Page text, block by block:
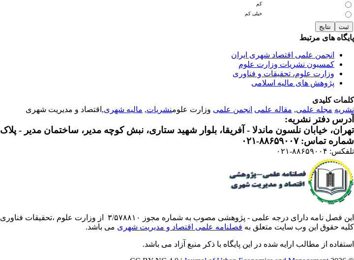
کم
خیلی کم
پایگاه های مرتبط
انجمن علمی اقتصاد شهری ایران
کمسیون نشریات وزارت علوم
وزارت علوم، تحقیقات و فناوری
پژوهش های مالیه اسلامی
کلمات کلیدی
نشریه مجله علمی, مقاله علمی انجمن علمی وزارت علومنشریات, مالیه شهری,اقتصاد و مدیریت شهری
آدرس دفتر نشریه:
تهران، خیابان نلسون ماندلا - آفریقا، بلوار شهید ستاری، نبش کوچه مدیر، ساختمان مدیر - پلاک ۲، ط ۴، واحد ۱۵
شماره تماس: ۸۸۶۵۹۰۰۷-۰۲۱
تلفکس: ۸۸۶۵۹۰۰۴-۰۲۱
این فصل نامه دارای درجه علمی - پژوهشی مصوب به شماره مجوز ۳/۵۷۸۸۱۰ از وزارت علوم ،تحقیقات فناوری است .
کلیه حقوق این وب سایت متعلق به فصلنامه علمی اقتصاد و مدیریت شهری می باشد.
استفاده از مطالب ارایه شده در این پایگاه با ذکر منبع آزاد می باشد.